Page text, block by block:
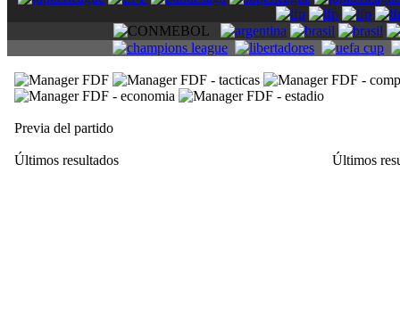
Previa del partido
Últimos resultados Últimos